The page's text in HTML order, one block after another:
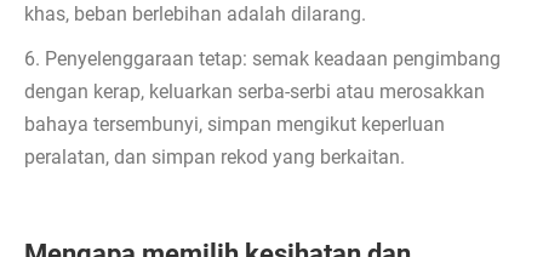
khas, beban berlebihan adalah dilarang.
6. Penyelenggaraan tetap: semak keadaan pengimbang
dengan kerap, keluarkan serba-serbi atau merosakkan
bahaya tersembunyi, simpan mengikut keperluan
peralatan, dan simpan rekod yang berkaitan.